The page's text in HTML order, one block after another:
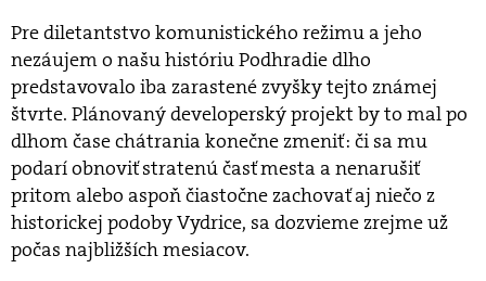
Pre diletantstvo komunistického režimu a jeho
nezáujem o našu históriu Podhradie dlho
predstavovalo iba zarastené zvyšky tejto známej
štvrte. Plánovaný developerský projekt by to mal po
dlhom čase chátrania konečne zmeniť: či sa mu
podarí obnoviť stratenú časť mesta a nenarušiť
pritom alebo aspoň čiastočne zachovať aj niečo z
historickej podoby Vydrice, sa dozvieme zrejme už
počas najbližších mesiacov.